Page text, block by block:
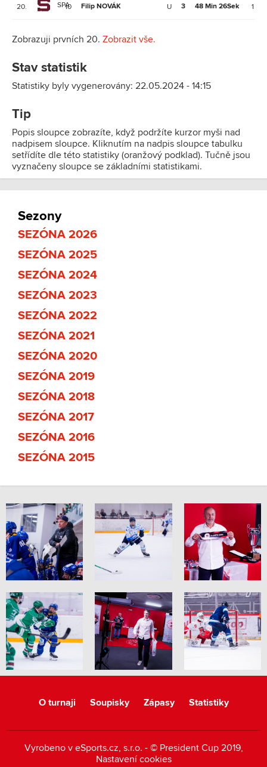
20. SPA
10 Filip NOVÁK U 3 48 Min 26Sek 1
Zobrazuji prvních 20. Zobrazit vše.
Stav statistik
Statistiky byly vygenerovány: 22.05.2024 - 14:15
Tip
Popis sloupce zobrazíte, když podržíte kurzor myši nad
nadpisem sloupce. Kliknutím na nadpis sloupce tabulku
setřídíte dle této statistiky (oranžový podklad). Tučně jsou
vyznačeny sloupce se základními statistikami.
Sezony
SEZÓNA 2026
SEZÓNA 2025
SEZÓNA 2024
SEZÓNA 2023
SEZÓNA 2022
SEZÓNA 2021
SEZÓNA 2020
SEZÓNA 2019
SEZÓNA 2018
SEZÓNA 2017
SEZÓNA 2016
SEZÓNA 2015
O turnaji Soupisky Zápasy Statistiky
Vyrobeno v eSports.cz, s.r.o. - © President Cup 2019,
Nastavení cookies